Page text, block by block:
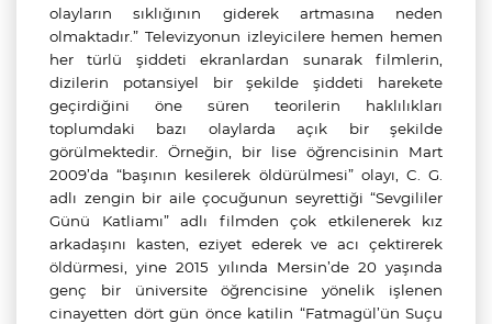
olayların sıklığının giderek artmasına neden
olmaktadır.” Televizyonun izleyicilere hemen hemen
her türlü şiddeti ekranlardan sunarak filmlerin,
dizilerin potansiyel bir şekilde şiddeti harekete
geçirdiğini öne süren teorilerin haklılıkları
toplumdaki bazı olaylarda açık bir şekilde
görülmektedir. Örneğin, bir lise öğrencisinin Mart
2009’da “başının kesilerek öldürülmesi” olayı, C. G.
adlı zengin bir aile çocuğunun seyrettiği “Sevgililer
Günü Katliamı” adlı filmden çok etkilenerek kız
arkadaşını kasten, eziyet ederek ve acı çektirerek
öldürmesi, yine 2015 yılında Mersin’de 20 yaşında
genç bir üniversite öğrencisine yönelik işlenen
cinayetten dört gün önce katilin “Fatmagül’ün Suçu